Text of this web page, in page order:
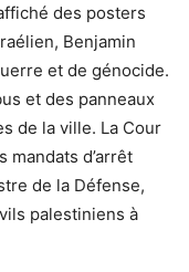
des posters
Benjamin
et de génocide.
et des panneaux
de la ville. La Cour
mandats d’arrêt
de la Défense,
palestiniens à